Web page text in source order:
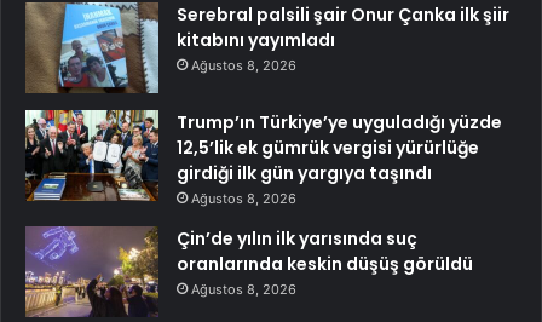
Serebral palsili şair Onur Çanka ilk şiir
kitabını yayımladı
Ağustos 8, 2026
Trump’ın Türkiye’ye uyguladığı yüzde
12,5’lik ek gümrük vergisi yürürlüğe
girdiği ilk gün yargıya taşındı
Ağustos 8, 2026
Çin’de yılın ilk yarısında suç
oranlarında keskin düşüş görüldü
Ağustos 8, 2026